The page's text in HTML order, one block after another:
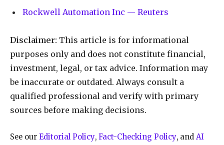
Rockwell Automation Inc — Reuters
Disclaimer: This article is for informational
purposes only and does not constitute financial,
investment, legal, or tax advice. Information may
be inaccurate or outdated. Always consult a
qualified professional and verify with primary
sources before making decisions.
See our Editorial Policy, Fact-Checking Policy, and AI